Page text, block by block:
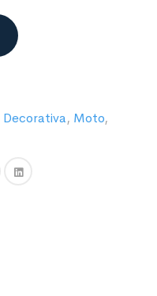
Decorativa, Moto,